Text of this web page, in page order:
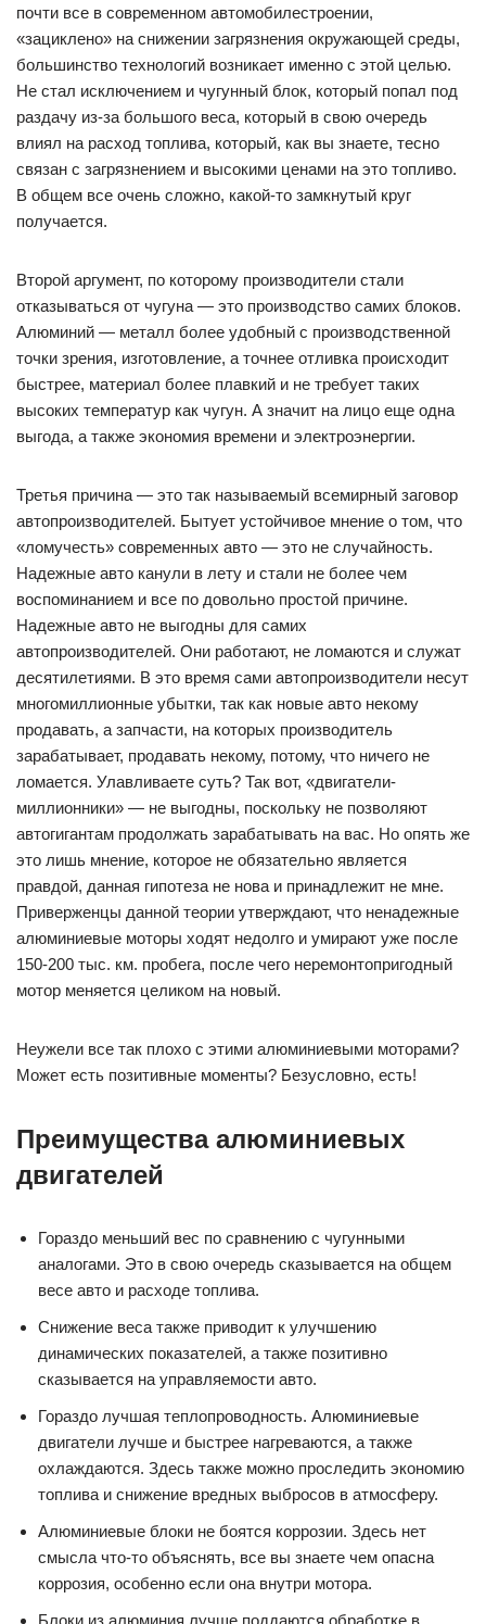
почти все в современном автомобилестроении,
«зациклено» на снижении загрязнения окружающей среды,
большинство технологий возникает именно с этой целью.
Не стал исключением и чугунный блок, который попал под
раздачу из-за большого веса, который в свою очередь
влиял на расход топлива, который, как вы знаете, тесно
связан с загрязнением и высокими ценами на это топливо.
В общем все очень сложно, какой-то замкнутый круг
получается.
Второй аргумент, по которому производители стали
отказываться от чугуна — это производство самих блоков.
Алюминий — металл более удобный с производственной
точки зрения, изготовление, а точнее отливка происходит
быстрее, материал более плавкий и не требует таких
высоких температур как чугун. А значит на лицо еще одна
выгода, а также экономия времени и электроэнергии.
Третья причина — это так называемый всемирный заговор
автопроизводителей. Бытует устойчивое мнение о том, что
«ломучесть» современных авто — это не случайность.
Надежные авто канули в лету и стали не более чем
воспоминанием и все по довольно простой причине.
Надежные авто не выгодны для самих
автопроизводителей. Они работают, не ломаются и служат
десятилетиями. В это время сами автопроизводители несут
многомиллионные убытки, так как новые авто некому
продавать, а запчасти, на которых производитель
зарабатывает, продавать некому, потому, что ничего не
ломается. Улавливаете суть? Так вот, «двигатели-
миллионники» — не выгодны, поскольку не позволяют
автогигантам продолжать зарабатывать на вас. Но опять же
это лишь мнение, которое не обязательно является
правдой, данная гипотеза не нова и принадлежит не мне.
Приверженцы данной теории утверждают, что ненадежные
алюминиевые моторы ходят недолго и умирают уже после
150-200 тыс. км. пробега, после чего неремонтопригодный
мотор меняется целиком на новый.
Неужели все так плохо с этими алюминиевыми моторами?
Может есть позитивные моменты? Безусловно, есть!
Преимущества алюминиевых
двигателей
Гораздо меньший вес по сравнению с чугунными
аналогами. Это в свою очередь сказывается на общем
весе авто и расходе топлива.
Снижение веса также приводит к улучшению
динамических показателей, а также позитивно
сказывается на управляемости авто.
Гораздо лучшая теплопроводность. Алюминиевые
двигатели лучше и быстрее нагреваются, а также
охлаждаются. Здесь также можно проследить экономию
топлива и снижение вредных выбросов в атмосферу.
Алюминиевые блоки не боятся коррозии. Здесь нет
смысла что-то объяснять, все вы знаете чем опасна
коррозия, особенно если она внутри мотора.